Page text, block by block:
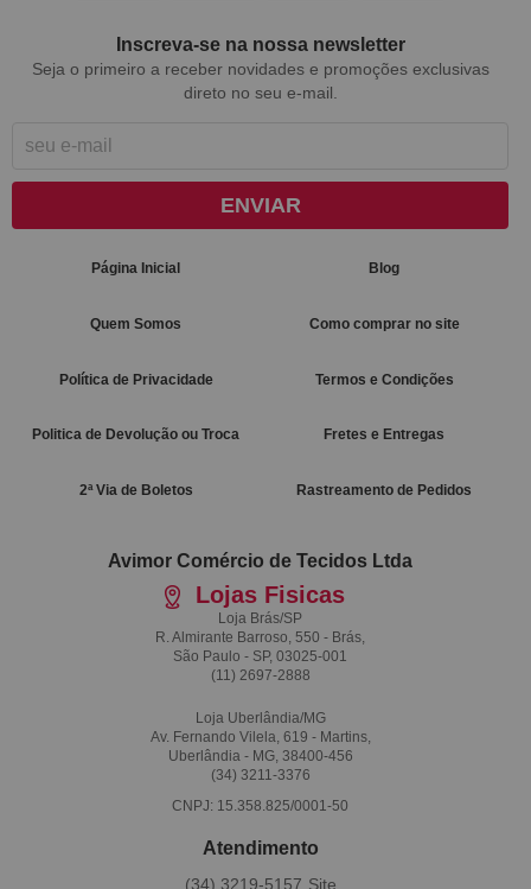
Inscreva-se na nossa newsletter
Seja o primeiro a receber novidades e promoções exclusivas
direto no seu e-mail.
ENVIAR
Página Inicial Blog
Quem Somos Como comprar no site
Política de Privacidade Termos e Condições
Politica de Devolução ou Troca Fretes e Entregas
2ª Via de Boletos Rastreamento de Pedidos
Avimor Comércio de Tecidos Ltda
Lojas Fisicas
Loja Brás/SP
R. Almirante Barroso, 550 - Brás,
São Paulo - SP, 03025-001
(11) 2697-2888
Loja Uberlândia/MG
Av. Fernando Vilela, 619 - Martins,
Uberlândia - MG, 38400-456
(34) 3211-3376
CNPJ: 15.358.825/0001-50
Atendimento
(34) 3219-5157